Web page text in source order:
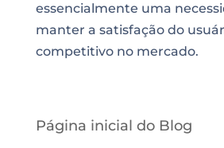
essencialmente uma
manter a satisfação do
competitivo no mercado.
Página inicial do Blog